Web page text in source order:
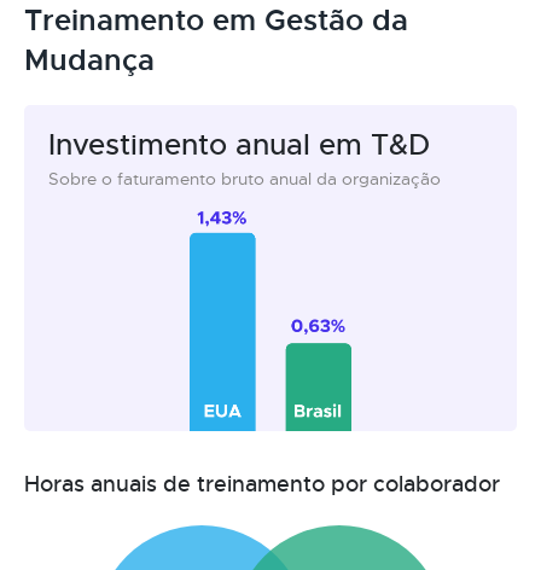
Treinamento em Gestão da
Mudança
Investimento anual em T&D
Sobre o faturamento bruto anual da organização
Horas anuais de treinamento por colaborador